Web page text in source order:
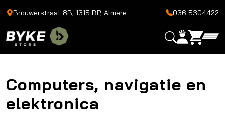
Brouwerstraat 8B, 1315 BP, Almere 036 5304422
Computers, navigatie en
elektronica